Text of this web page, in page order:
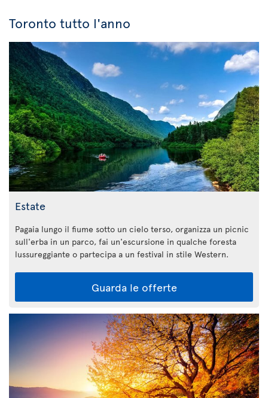
Toronto tutto l'anno
Estate
Pagaia lungo il fiume sotto un cielo terso, organizza un picnic
sull'erba in un parco, fai un'escursione in qualche foresta
lussureggiante o partecipa a un festival in stile Western.
Guarda le offerte